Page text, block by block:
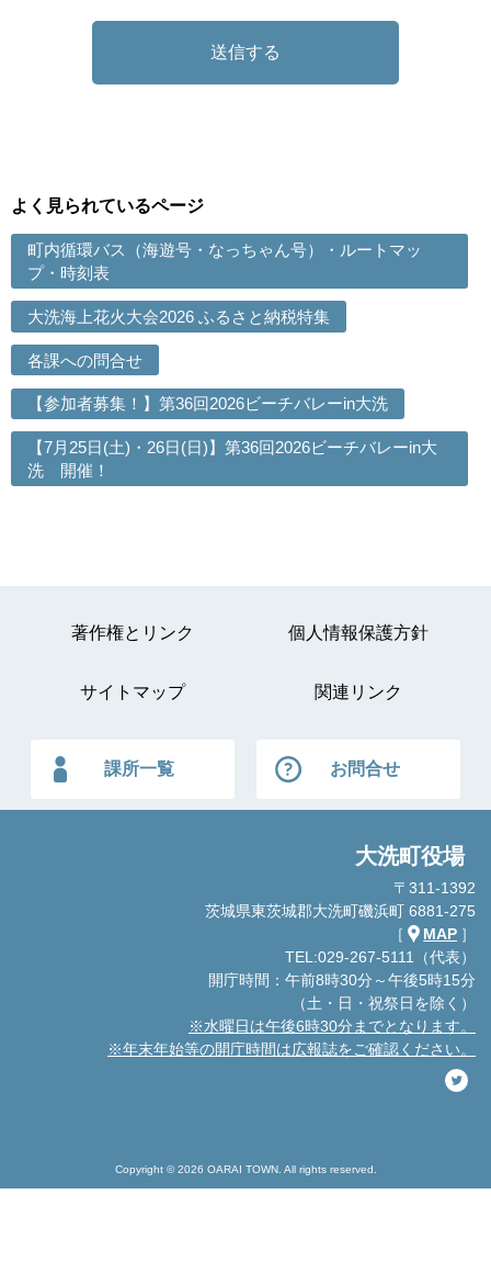
よく見られているページ
町内循環バス（海遊号・なっちゃん号）・ルートマッ
プ・時刻表
大洗海上花火大会2026 ふるさと納税特集
各課への問合せ
【参加者募集！】第36回2026ビーチバレーin大洗
【7月25日(土)・26日(日)】第36回2026ビーチバレーin大
洗 開催！
著作権とリンク 個人情報保護方針
サイトマップ 関連リンク
課所一覧 お問合せ
大洗町役場
〒311-1392
茨城県東茨城郡大洗町磯浜町 6881-275
［
MAP ］
TEL:029-267-5111（代表）
開庁時間：午前8時30分～午後5時15分
（土・日・祝祭日を除く）
※水曜日は午後6時30分までとなります。
※年末年始等の開庁時間は広報誌をご確認ください。
Copyright © 2026 OARAI TOWN. All rights reserved.